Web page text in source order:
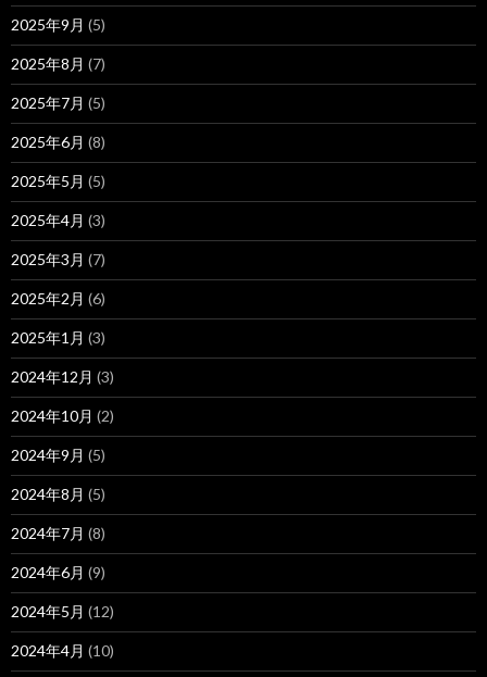
2025年9月 (5)
2025年8月 (7)
2025年7月 (5)
2025年6月 (8)
2025年5月 (5)
2025年4月 (3)
2025年3月 (7)
2025年2月 (6)
2025年1月 (3)
2024年12月 (3)
2024年10月 (2)
2024年9月 (5)
2024年8月 (5)
2024年7月 (8)
2024年6月 (9)
2024年5月 (12)
2024年4月 (10)